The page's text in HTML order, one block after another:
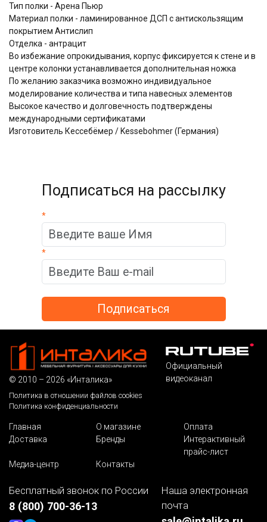
Тип полки - Арена Пьюр
Материал полки - ламинированное ДСП с антискользящим
покрытием Aнтислип
Отделка - антрацит
Во избежание опрокидывания, корпус фиксируется к стене и в
центре колонки устанавливается дополнительная ножка
По желанию заказчика возможно индивидуальное
моделирование количества и типа навесных элементов
Высокое качество и долговечность подтверждены
международными сертификатами
Изготовитель Кессебёмер / Kessebohmer (Германия)
Подписаться на рассылку
*
*
© 2010 – 2026 «Инталика»
Политика в отношении файлов cookies
Политика конфиденциальности
Официальный
видеоканал
Главная О магазине
Оплата
Доставка
Бренды
Интерактивный
прайс-лист
Медиа-центр
Контакты
Бесплатный звонок по России
8 (800) 700-36-13
Наша электронная
почта